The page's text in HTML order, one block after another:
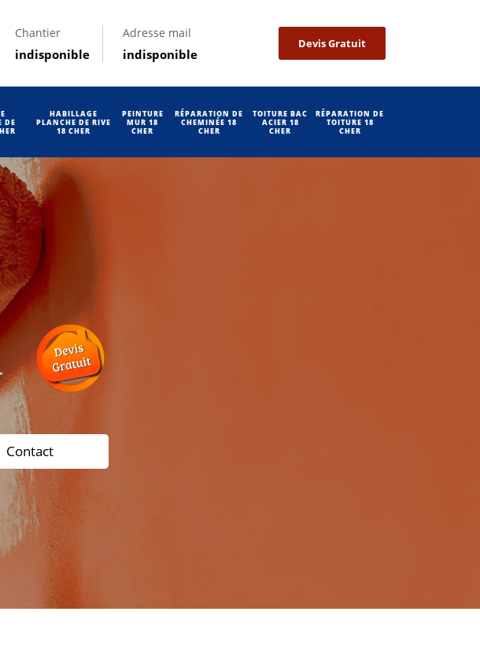
Chantier
indisponible
Adresse mail
indisponible
Devis Gratuit
DE
HABILLAGE
PLANCHE DE RIVE
18 CHER
PEINTURE
MUR 18
CHER
RÉPARATION DE
CHEMINÉE 18
CHER
TOITURE BAC
ACIER 18
CHER
RÉPARATION DE
TOITURE 18
CHER
Contact